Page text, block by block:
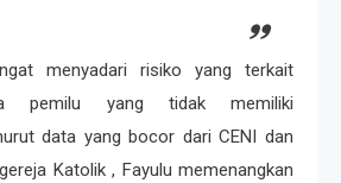
menyadari risiko yang terkait
pemilu yang tidak memiliki
data yang bocor dari CENI dan
Katolik , Fayulu memenangkan